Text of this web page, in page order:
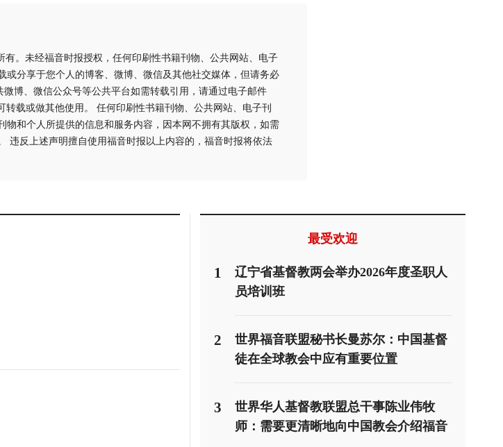
有。未经福音时报授权，任何印刷性书籍刊物、公共网站、电子
或分享于您个人的博客、微博、微信及其他社交媒体，但请务必
博、微信公众号等公共平台如需转载引用，请通过电子邮件
转载或做其他使用。 任何印刷性书籍刊物、公共网站、电子刊
物和个人所提供的信息和服务内容，因本网不拥有其版权，如需
违反上述声明擅自使用福音时报以上内容的，福音时报将依法
最受欢迎
1
辽宁省基督教两会举办2026年度圣职人
员培训班
2
世界福音联盟秘书长曼苏尔：中国基督
徒在全球教会中应有重要位置
3
世界华人基督教联盟总干事陈业伟牧
师：需要更清晰地向中国教会介绍福音